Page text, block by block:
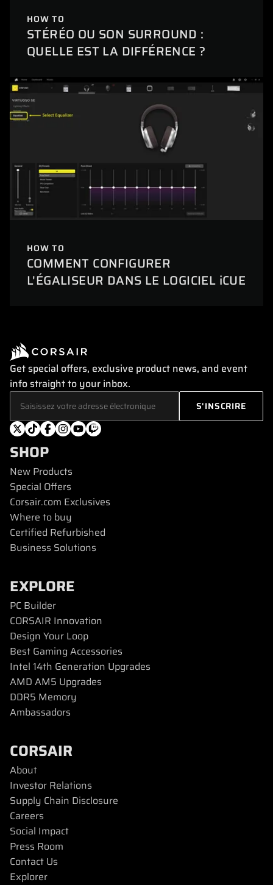
HOW TO
STÉRÉO OU SON SURROUND :
QUELLE EST LA DIFFÉRENCE ?
HOW TO
COMMENT CONFIGURER
L'ÉGALISEUR DANS LE LOGICIEL iCUE
Get special offers, exclusive product news, and event
info straight to your inbox.
SHOP
New Products
Special Offers
Corsair.com Exclusives
Where to buy
Certified Refurbished
Business Solutions
EXPLORE
PC Builder
CORSAIR Innovation
Design Your Loop
Best Gaming Accessories
Intel 14th Generation Upgrades
AMD AM5 Upgrades
DDR5 Memory
Ambassadors
CORSAIR
About
Investor Relations
Supply Chain Disclosure
Careers
Social Impact
Press Room
Contact Us
Explorer